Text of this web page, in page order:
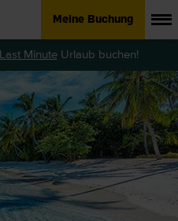
Meine Buchung
Last MinuteUrlaub buchen!